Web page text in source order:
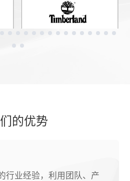
的优势
行业经验，利用团队、产